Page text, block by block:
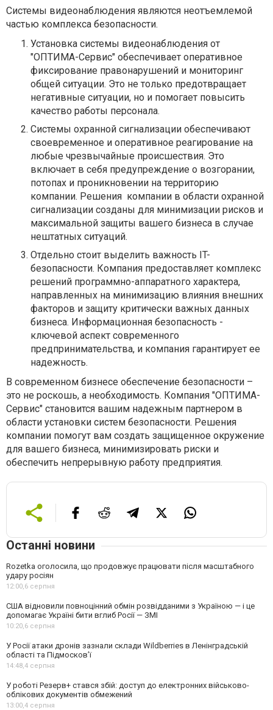
Системы видеонаблюдения являются неотъемлемой
частью комплекса безопасности.
Установка системы видеонаблюдения от
"ОПТИМА-Сервис" обеспечивает оперативное
фиксирование правонарушений и мониторинг
общей ситуации. Это не только предотвращает
негативные ситуации, но и помогает повысить
качество работы персонала.
Системы охранной сигнализации обеспечивают
своевременное и оперативное реагирование на
любые чрезвычайные происшествия. Это
включает в себя предупреждение о возгорании,
потопах и проникновении на территорию
компании. Решения компании в области охранной
сигнализации созданы для минимизации рисков и
максимальной защиты вашего бизнеса в случае
нештатных ситуаций.
Отдельно стоит выделить важность IT-
безопасности. Компания предоставляет комплекс
решений программно-аппаратного характера,
направленных на минимизацию влияния внешних
факторов и защиту критически важных данных
бизнеса. Информационная безопасность -
ключевой аспект современного
предпринимательства, и компания гарантирует ее
надежность.
В современном бизнесе обеспечение безопасности –
это не роскошь, а необходимость. Компания "ОПТИМА-
Сервис" становится вашим надежным партнером в
области установки систем безопасности. Решения
компании помогут вам создать защищенное окружение
для вашего бизнеса, минимизировать риски и
обеспечить непрерывную работу предприятия.
Останні новини
Rozetka оголосила, що продовжує працювати після масштабного
удару росіян
12:00,6 серпня
США відновили повноцінний обмін розвідданими з Україною — і це
допомагає Україні бити вглиб Росії — ЗМІ
10:20,6 серпня
У Росії атаки дронів зазнали склади Wildberries в Ленінградській
області та Підмосков’ї
14:48,4 серпня
У роботі Резерв+ стався збій: доступ до електронних військово-
облікових документів обмежений
13:00,4 серпня